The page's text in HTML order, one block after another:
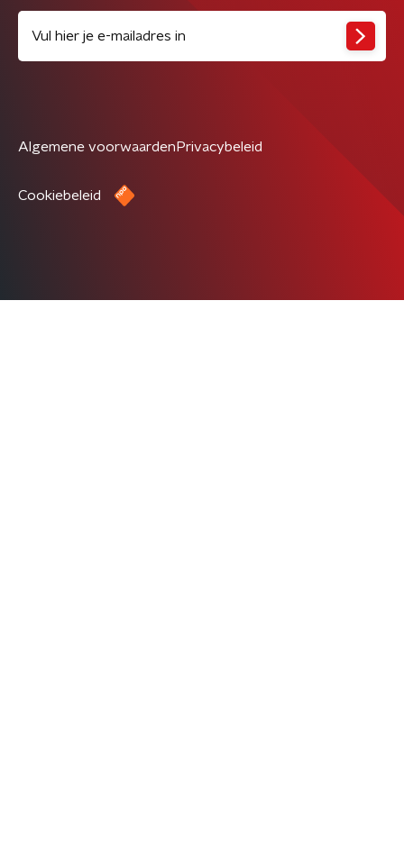
Algemene voorwaarden Privacybeleid
Cookiebeleid